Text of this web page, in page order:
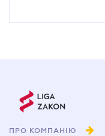
ПРО КОМПАНІЮ